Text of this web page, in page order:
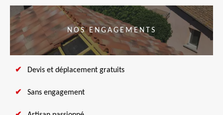
NOS ENGAGEMENTS
Devis et déplacement gratuits
Sans engagement